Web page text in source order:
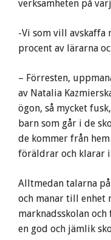
verksamheten på
-Vi som vill avskaffa
procent av lärarna
– Förresten,
av Natalia
ögon, så mycket
barn som går i de
de kommer från
föräldrar och klarar
Alltmedan talarna
och manar till enhet
marknadsskolan
en god och jämlik